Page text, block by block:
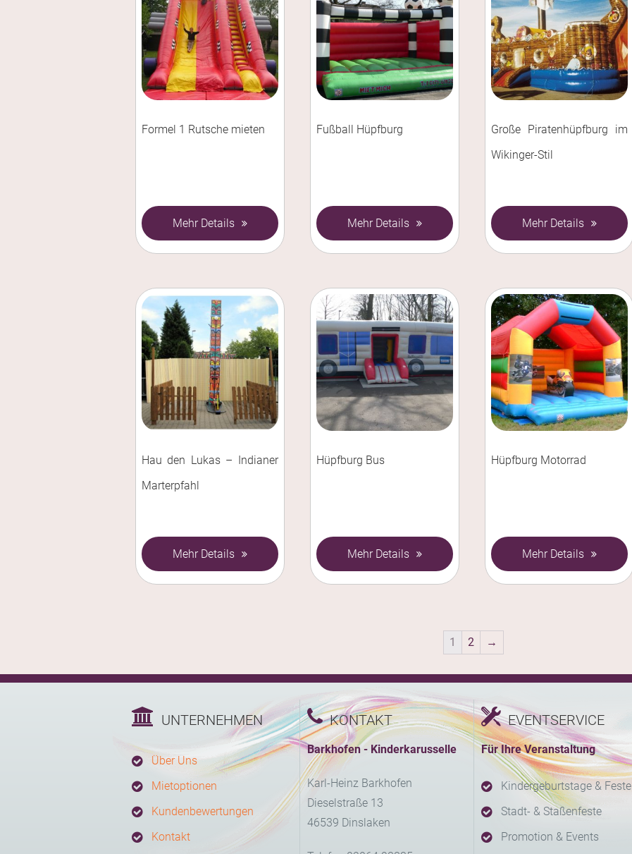
Formel 1 Rutsche mieten
Mehr Details
Fußball Hüpfburg
Mehr Details
Große Piratenhüpfburg im
Wikinger-Stil
Mehr Details
Hau den Lukas – Indianer
Marterpfahl
Mehr Details
Hüpfburg Bus
Mehr Details
Hüpfburg Motorrad
Mehr Details
1 2 →
UNTERNEHMEN
Über Uns
Mietoptionen
Kundenbewertungen
Kontakt
KONTAKT
Barkhofen - Kinderkarusselle
Karl-Heinz Barkhofen
Dieselstraße 13
46539 Dinslaken
EVENTSERVICE
Für Ihre Veranstaltung
Kindergeburtstage & Feste
Stadt- & Staßenfeste
Promotion & Events